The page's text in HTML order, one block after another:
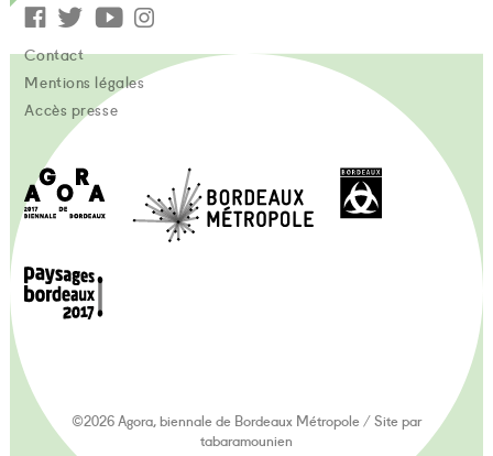
Contact
Mentions légales
Accès presse
©2026 Agora, biennale de Bordeaux Métropole /Site par
tabaramounien